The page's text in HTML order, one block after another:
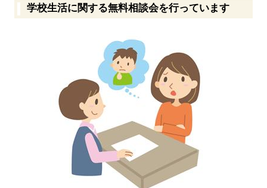
学校生活に関する無料相談会を行っています